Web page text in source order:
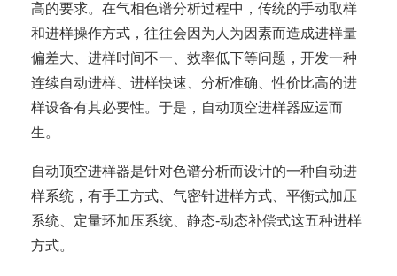
高的要求。在气相色谱分析过程中，传统的手动取样
和进样操作方式，往往会因为人为因素而造成进样量
偏差大、进样时间不一、效率低下等问题，开发一种
连续自动进样、进样快速、分析准确、性价比高的进
样设备有其必要性。于是，自动顶空进样器应运而
生。
自动顶空进样器是针对色谱分析而设计的一种自动进
样系统，有手工方式、气密针进样方式、平衡式加压
系统、定量环加压系统、静态-动态补偿式这五种进样
方式。